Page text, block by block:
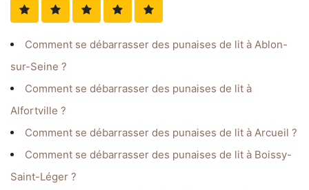
Comment se débarrasser des punaises de lit à Ablon-
sur-Seine ?
Comment se débarrasser des punaises de lit à
Alfortville ?
Comment se débarrasser des punaises de lit à Arcueil ?
Comment se débarrasser des punaises de lit à Boissy-
Saint-Léger ?